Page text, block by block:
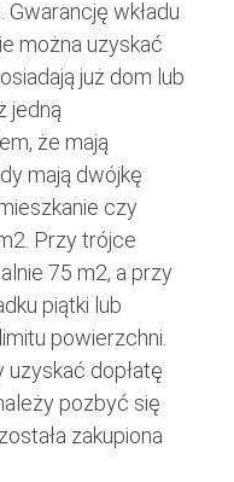
Gwarancję wkładu
można uzyskać
już dom lub
jedną
że mają
mają dwójkę
czy
Przy trójce
75 m2, a przy
piątki lub
powierzchni.
uzyskać dopłatę
pozbyć się
zakupiona